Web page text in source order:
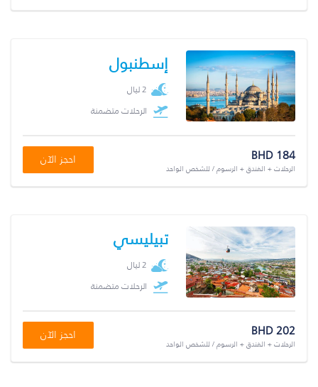
إسطنبول
2 ليال
الرحلات متضمنة
BHD 184
الرحلات + الفندق + الرسوم / للشخص الواحد
احجز الآن
تبيليسي
2 ليال
الرحلات متضمنة
BHD 202
الرحلات + الفندق + الرسوم / للشخص الواحد
احجز الآن